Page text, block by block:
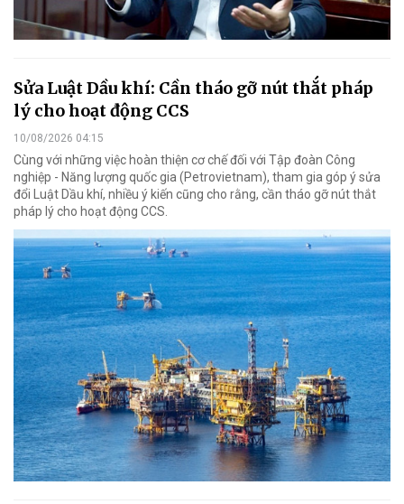
Sửa Luật Dầu khí: Cần tháo gỡ nút thắt pháp
lý cho hoạt động CCS
10/08/2026 04:15
Cùng với những việc hoàn thiện cơ chế đối với Tập đoàn Công
nghiệp - Năng lượng quốc gia (Petrovietnam), tham gia góp ý sửa
đổi Luật Dầu khí, nhiều ý kiến cũng cho rằng, cần tháo gỡ nút thắt
pháp lý cho hoạt động CCS.